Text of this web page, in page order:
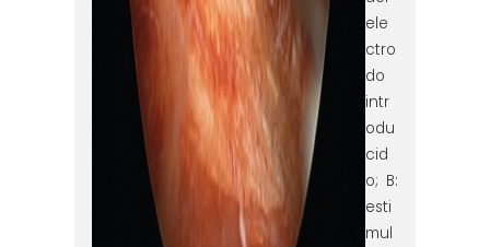
ele
ctro
do
intr
odu
cid
o; B:
esti
mul